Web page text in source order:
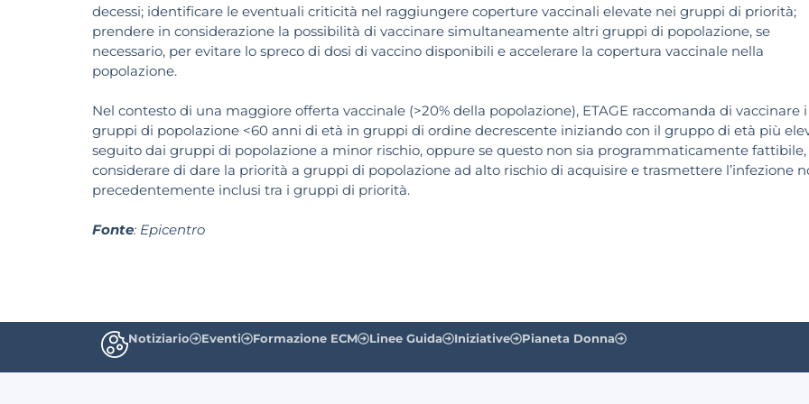
decessi; identificare le eventuali criticità nel raggiungere coperture vaccinali elevate nei gruppi di priorità;
prendere in considerazione la possibilità di vaccinare simultaneamente altri gruppi di popolazione, se
necessario, per evitare lo spreco di dosi di vaccino disponibili e accelerare la copertura vaccinale nella
popolazione.
Nel contesto di una maggiore offerta vaccinale (>20% della popolazione), ETAGE raccomanda di vaccinare i
gruppi di popolazione <60 anni di età in gruppi di ordine decrescente iniziando con il gruppo di età più
seguito dai gruppi di popolazione a minor rischio, oppure se questo non sia programmaticamente fattibile,
considerare di dare la priorità a gruppi di popolazione ad alto rischio di acquisire e trasmettere l’infezione
precedentemente inclusi tra i gruppi di priorità.
Fonte: Epicentro
Notiziario Eventi Formazione ECM Linee Guida Iniziative Pianeta Donna